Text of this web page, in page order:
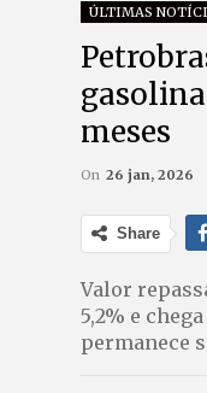
ÚLTIMAS
meses
On 26 jan, 2026
Share
Valor
5,2% e
permanece